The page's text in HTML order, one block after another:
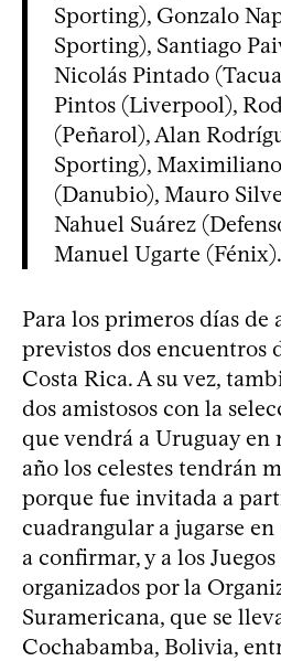
Sporting), Gonzalo
Sporting), Santiago
Nicolás Pintado
Pintos (Liverpool),
(Peñarol), Alan
Sporting),
(Danubio), Mauro
Nahuel Suárez
Manuel Ugarte (Fénix).
Para los primeros días de
previstos dos encuentros
Costa Rica. A su vez,
dos amistosos con la
que vendrá a Uruguay en
año los celestes tendrán
porque fue invitada a
cuadrangular a jugarse
a confirmar, y a los
organizados por la
Suramericana, que se
Cochabamba, Bolivia,